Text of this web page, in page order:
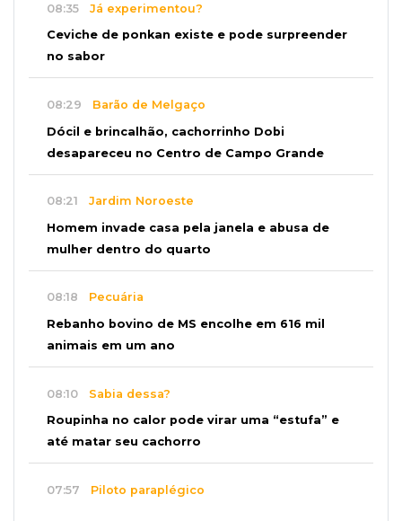
08:35 Já experimentou?
Ceviche de ponkan existe e pode surpreender
no sabor
08:29 Barão de Melgaço
Dócil e brincalhão, cachorrinho Dobi
desapareceu no Centro de Campo Grande
08:21 Jardim Noroeste
Homem invade casa pela janela e abusa de
mulher dentro do quarto
08:18 Pecuária
Rebanho bovino de MS encolhe em 616 mil
animais em um ano
08:10 Sabia dessa?
Roupinha no calor pode virar uma “estufa” e
até matar seu cachorro
07:57 Piloto paraplégico